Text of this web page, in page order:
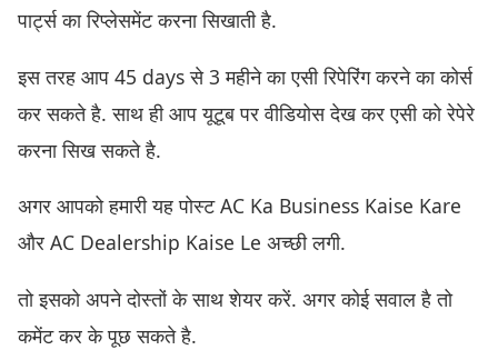
पार्ट्स का रिप्लेसमेंट करना सिखाती है.
इस तरह आप 45 days से 3 महीने का एसी रिपेरिंग करने का कोर्स
कर सकते है. साथ ही आप यूटूब पर वीडियोस देख कर एसी को रेपेरे
करना सिख सकते है.
अगर आपको हमारी यह पोस्ट AC Ka Business Kaise Kare
और AC Dealership Kaise Le अच्छी लगी.
तो इसको अपने दोस्तों के साथ शेयर करें. अगर कोई सवाल है तो
कमेंट कर के पूछ सकते है.